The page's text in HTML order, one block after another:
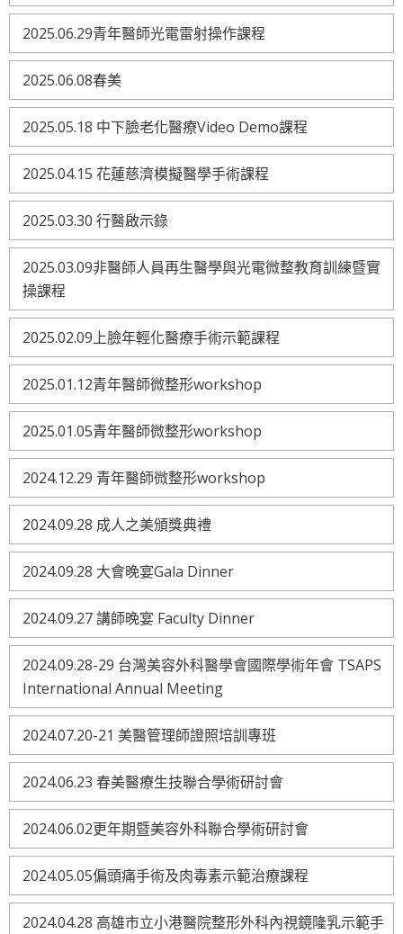
2025.06.29青年醫師光電雷射操作課程
2025.06.08春美
2025.05.18 中下臉老化醫療Video Demo課程
2025.04.15 花蓮慈濟模擬醫學手術課程
2025.03.30 行醫啟示錄
2025.03.09非醫師人員再生醫學與光電微整教育訓練暨實
操課程
2025.02.09上臉年輕化醫療手術示範課程
2025.01.12青年醫師微整形workshop
2025.01.05青年醫師微整形workshop
2024.12.29 青年醫師微整形workshop
2024.09.28 成人之美頒獎典禮
2024.09.28 大會晚宴Gala Dinner
2024.09.27 講師晚宴 Faculty Dinner
2024.09.28-29 台灣美容外科醫學會國際學術年會 TSAPS
International Annual Meeting
2024.07.20-21 美醫管理師證照培訓專班
2024.06.23 春美醫療生技聯合學術研討會
2024.06.02更年期暨美容外科聯合學術研討會
2024.05.05偏頭痛手術及肉毒素示範治療課程
2024.04.28 高雄市立小港醫院整形外科內視鏡隆乳示範手